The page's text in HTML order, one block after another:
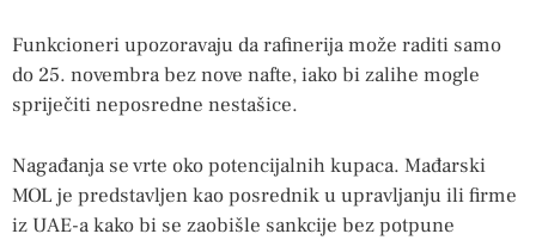
Funkcioneri upozoravaju da rafinerija može raditi samo
do 25. novembra bez nove nafte, iako bi zalihe mogle
spriječiti neposredne nestašice.
Nagađanja se vrte oko potencijalnih kupaca. Mađarski
MOL je predstavljen kao posrednik u upravljanju ili firme
iz UAE-a kako bi se zaobišle sankcije bez potpune